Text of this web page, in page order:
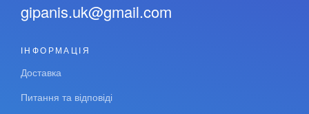
gipanis.uk@gmail.com
ІНФОРМАЦІЯ
Доставка
Питання та відповіді